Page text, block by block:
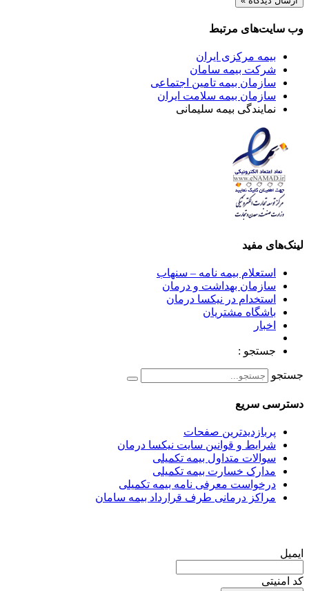
وب سایت‌های مرتبط
بیمه مرکزی ایران
شرکت بیمه سامان
سازمان بیمه تامین اجتماعی
سازمان بیمه سلامت ایران
نمایندگی بیمه سلیمانی
لینک‌های مفید
استعلام بیمه نامه – سنهاب
سازمان بهداشت و درمان
استخدام در نیکسا درمان
باشگاه مشتریان
اخبار
جستجو :
جستجو
دسترسی سریع
پربازدیدترین صفحات
شرایط و قوانین سایت نیکسا درمان
سوالات متداول بیمه تکمیلی
مدارک خسارت بیمه تکمیلی
درخواست معرفی نامه بیمه تکمیلی
مراکز درمانی طرف قرارداد بیمه سامان
ایمیل
کد امنیتی